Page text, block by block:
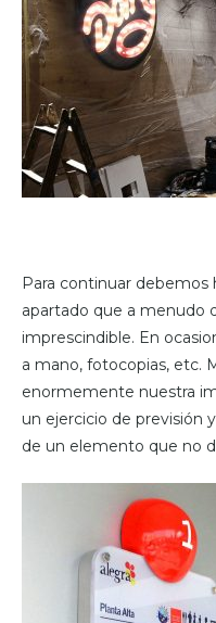
Para continuar debemos
apartado que a menudo
imprescindible. En
a mano, fotocopias, etc.
enormemente nuestra
un ejercicio de previsión
de un elemento que no